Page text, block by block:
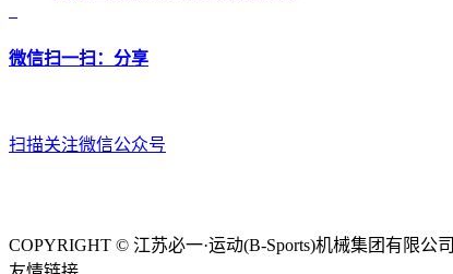
微信扫一扫：分享
扫描关注微信公众号
COPYRIGHT © 江苏必一·运动(B-Sports)机械集团有限公司